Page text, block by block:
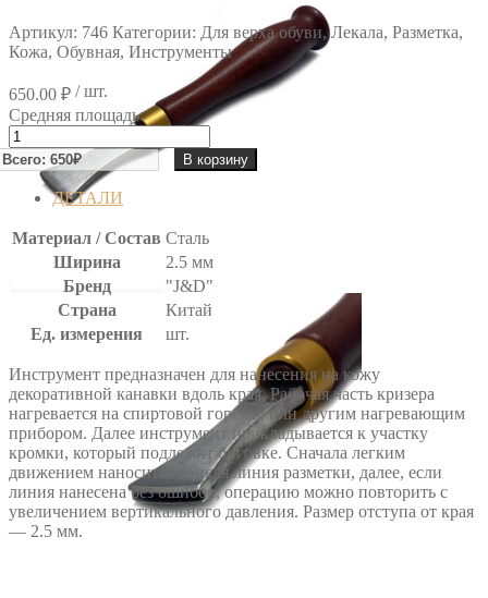
Артикул: 746 Категории: Для верха обуви, Лекала, Разметка,
Кожа, Обувная, Инструменты
650.00 ₽ / шт.
Средняя площадь:
Количество
товара
РАЗМЕТЧИК
КРИЗЕР
В корзину
ДЕТАЛИ
Материал / Состав Сталь
Ширина
2.5 мм
Бренд
"J&D"
Страна
Китай
Ед. измерения
шт.
Инструмент предназначен для нанесения на кожу
декоративной канавки вдоль края. Рабочая часть кризера
нагревается на спиртовой горелке или другим нагревающим
прибором. Далее инструмент прикладывается к участку
кромки, который подлежит биговке. Сначала легким
движением наносится тонкая линия разметки, далее, если
линия нанесена без ошибок, операцию можно повторить с
увеличением вертикального давления. Размер отступа от края
— 2.5 мм.